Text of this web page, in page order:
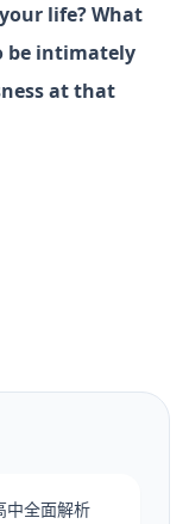
life? What
be intimately
at that
中全面解析